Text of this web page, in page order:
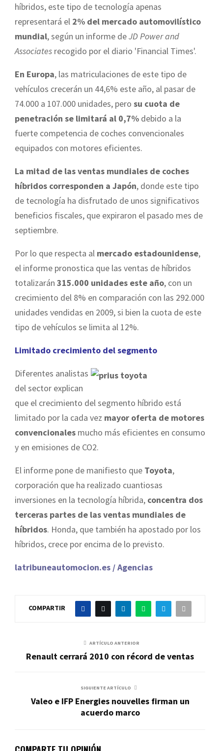
híbridos, este tipo de tecnología apenas
representará el 2% del mercado automovilístico
mundial, según un informe deJD Power and
Associates recogido por el diario 'Financial Times'.
En Europa, las matriculaciones de este tipo de
vehículos crecerán un 44,6% este año, al pasar de
74.000 a 107.000 unidades, pero su cuota de
penetración se limitará al 0,7% debido a la
fuerte competencia de coches convencionales
equipados con motores eficientes.
La mitad de las ventas mundiales de coches
híbridos corresponden a Japón, donde este tipo
de tecnología ha disfrutado de unos significativos
beneficios fiscales, que expiraron el pasado mes de
septiembre.
Por lo que respecta al mercado estadounidense,
el informe pronostica que las ventas de híbridos
totalizarán 315.000 unidades este año, con un
crecimiento del 8% en comparación con las 292.000
unidades vendidas en 2009, si bien la cuota de este
tipo de vehículos se limita al 12%.
Limitado crecimiento del segmento
Diferentes analistas
del sector explican
que el crecimiento del segmento híbrido está
limitado por la cada vez mayor oferta de motores
convencionales mucho más eficientes en consumo
y en emisiones de CO2.
El informe pone de manifiesto que Toyota,
corporación que ha realizado cuantiosas
inversiones en la tecnología híbrida, concentra dos
terceras partes de las ventas mundiales de
híbridos. Honda, que también ha apostado por los
híbridos, crece por encima de lo previsto.
latribuneautomocion.es / Agencias
COMPARTIR
ARTÍCULO ANTERIOR
Renault cerrará 2010 con récord de ventas
SIGUIENTE ARTÍCULO
Valeo e IFP Energies nouvelles firman un
acuerdo marco